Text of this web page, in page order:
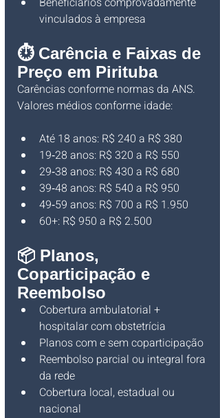
vinculados à empresa
⏱ Carência e Faixas de
Preço em Pirituba
Carências conforme normas da ANS.
Valores médios conforme idade:
Até 18 anos: R$ 240 a R$ 380
19‑28 anos: R$ 320 a R$ 550
29‑38 anos: R$ 430 a R$ 680
39‑48 anos: R$ 540 a R$ 950
49‑59 anos: R$ 700 a R$ 1.950
60+: R$ 950 a R$ 2.500
📦 Planos,
Coparticipação e
Reembolso
Cobertura ambulatorial +
hospitalar com obstetrícia
Planos com e sem coparticipação
Reembolso parcial ou integral fora
da rede
Cobertura local, estadual ou
nacional